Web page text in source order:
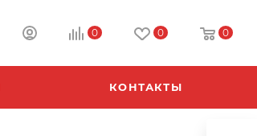
0 0 0
КОНТАКТЫ